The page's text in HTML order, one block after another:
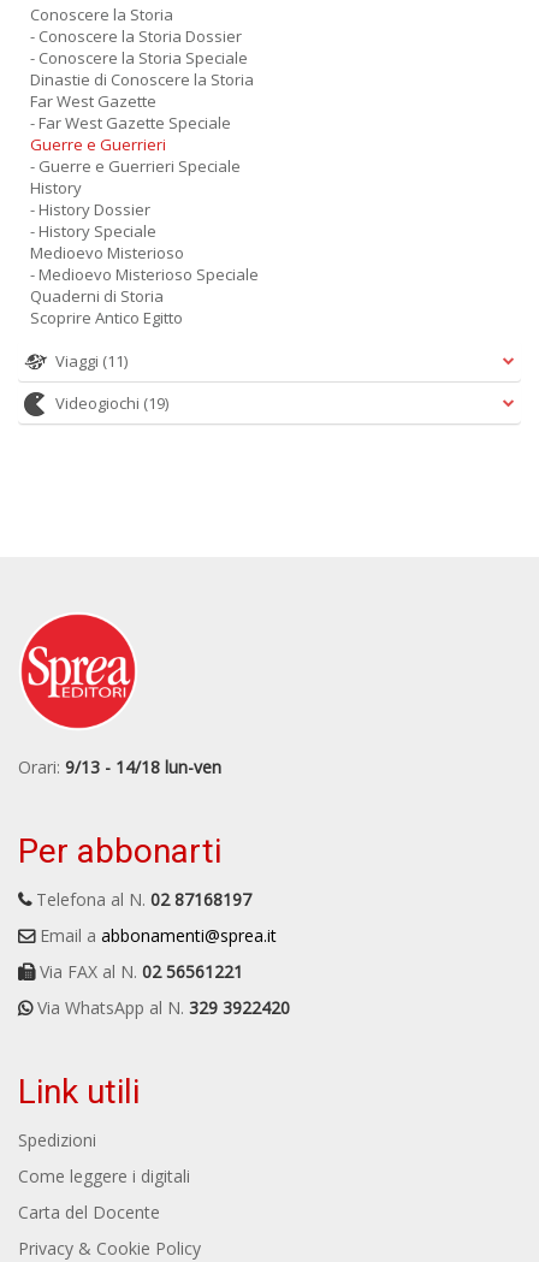
Conoscere la Storia
- Conoscere la Storia Dossier
- Conoscere la Storia Speciale
Dinastie di Conoscere la Storia
Far West Gazette
- Far West Gazette Speciale
Guerre e Guerrieri
- Guerre e Guerrieri Speciale
History
- History Dossier
- History Speciale
Medioevo Misterioso
- Medioevo Misterioso Speciale
Quaderni di Storia
Scoprire Antico Egitto
Viaggi (11)
Videogiochi (19)
Orari: 9/13 - 14/18 lun-ven
Per abbonarti
Telefona al N. 02 87168197
Email a abbonamenti@sprea.it
Via FAX al N. 02 56561221
Via WhatsApp al N. 329 3922420
Link utili
Spedizioni
Come leggere i digitali
Carta del Docente
Privacy & Cookie Policy